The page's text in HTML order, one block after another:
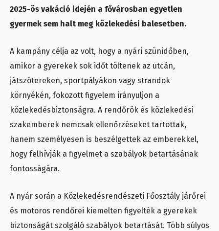
2025-ös vakáció idején a fővárosban egyetlen
gyermek sem halt meg közlekedési balesetben.
A kampány célja az volt, hogy a nyári szünidőben,
amikor a gyerekek sok időt töltenek az utcán,
játszótereken, sportpályákon vagy strandok
környékén, fokozott figyelem irányuljon a
közlekedésbiztonságra. A rendőrök és közlekedési
szakemberek nemcsak ellenőrzéseket tartottak,
hanem személyesen is beszélgettek az emberekkel,
hogy felhívják a figyelmet a szabályok betartásának
fontosságára.
A nyár során a Közlekedésrendészeti Főosztály járőrei
és motoros rendőrei kiemelten figyelték a gyerekek
biztonságát szolgáló szabályok betartását. Több súlyos